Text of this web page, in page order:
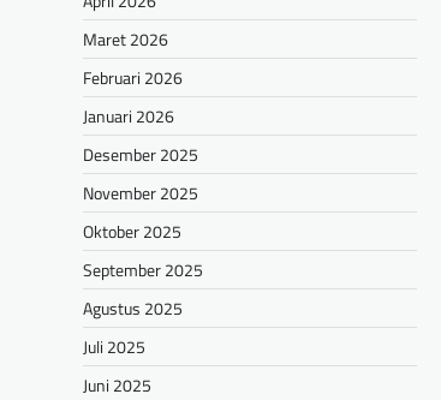
Maret 2026
Februari 2026
Januari 2026
Desember 2025
November 2025
Oktober 2025
September 2025
Agustus 2025
Juli 2025
Juni 2025